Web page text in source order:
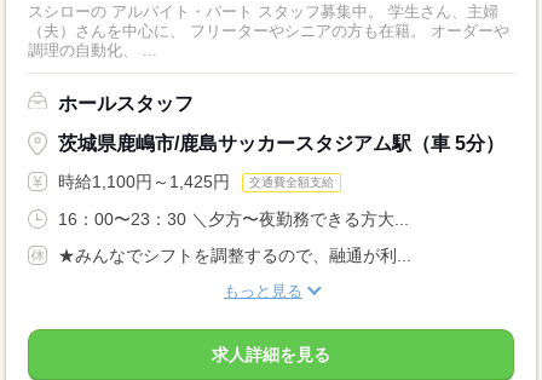
スシローの アルバイト・パート スタッフ募集中。 学生さん、主婦
（夫）さんを中心に、 フリーターやシニアの方も在籍。 オーダーや
調理の自動化、 ...
ホールスタッフ
茨城県鹿嶋市/鹿島サッカースタジアム駅（車 5分）
時給1,100円～1,425円 交通費全額支給
16：00〜23：30 ＼夕方〜夜勤務できる方大...
★みんなでシフトを調整するので、融通が利...
もっと見る
求人詳細を見る